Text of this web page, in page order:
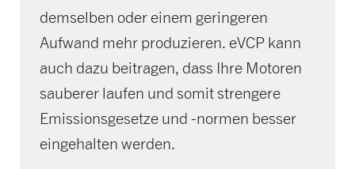
demselben oder einem geringeren
Aufwand mehr produzieren. eVCP kann
auch dazu beitragen, dass Ihre Motoren
sauberer laufen und somit strengere
Emissionsgesetze und -normen besser
eingehalten werden.